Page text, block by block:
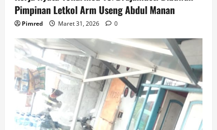
Pimpinan Letkol Arm Useng Abdul Manan
Pimred Maret 31, 2026 0